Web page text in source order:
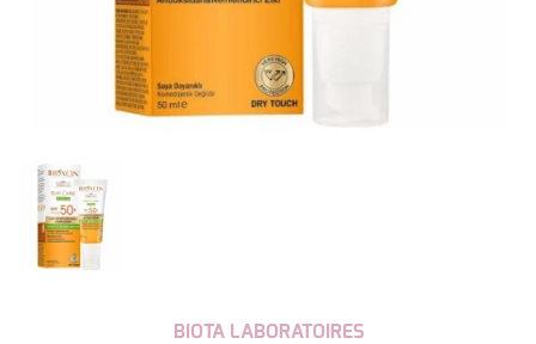
BIOTA LABORATOIRES